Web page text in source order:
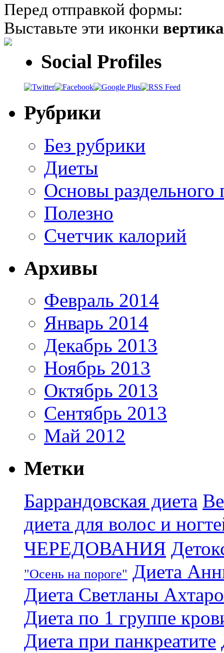
Перед отправкой формы:
Выставьте эти иконки
Social Profiles
Рубрики
Без рубрики
Диеты
Основы раздельного
Полезно
Счетчик калорий
Архивы
Февраль 2014
Январь 2014
Декабрь 2013
Ноябрь 2013
Октябрь 2013
Сентябрь 2013
Май 2012
Метки
Баррандовская диета
диета для волос и
ЧЕРЕДОВАНИЯ
"Осень на пороге" Диета
Диета Светланы
Диета по 1 группе
Диета при панкреатите